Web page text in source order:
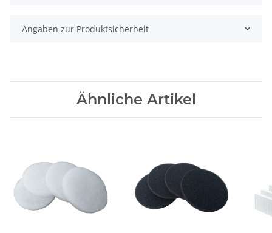
Angaben zur Produktsicherheit
Ähnliche Artikel